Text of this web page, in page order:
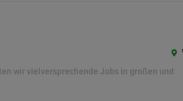
wir vielversprechende Jobs in großen und